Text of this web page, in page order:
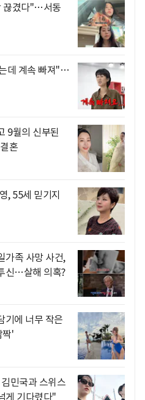
끊겼다"…서동
데 계속 빠져"…
9월의 신부된
혼
, 55세 믿기지
가족 사망 사건,
신…살해 의혹?
기에 너무 작은
짝'
민국과 스위스
게 기다렸다"